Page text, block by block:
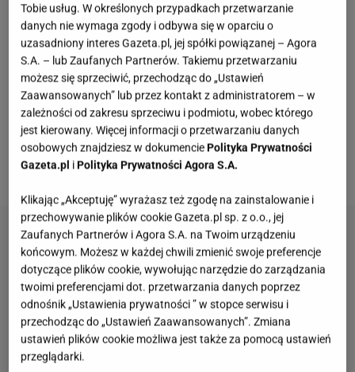
Nie tylko meble i podłogi drewniane, ale też inne
wyroby z dębu cenione są za ich długowieczność i
wytrzymałość. Czasami zdarza się, że ktoś posiada
dębową szafę otrzymaną w spadku po babci -
niekiedy w całkiem dobrym stanie. Jest to jeden z
dowodów na to, że drewniane przedmioty wykonane
z tego drzewa, o ile nie są przechowywane w
niewłaściwy sposób, bywają bardzo długowieczne.
Tobie usług. W określonych przypadkach przetwarzanie
danych nie wymaga zgody i odbywa się w oparciu o
uzasadniony interes Gazeta.pl, jej spółki powiązanej – Agora
S.A. – lub Zaufanych Partnerów. Takiemu przetwarzaniu
możesz się sprzeciwić, przechodząc do „Ustawień
Zaawansowanych” lub przez kontakt z administratorem – w
zależności od zakresu sprzeciwu i podmiotu, wobec którego
jest kierowany. Więcej informacji o przetwarzaniu danych
osobowych znajdziesz w dokumenciePolityka Prywatności
Gazeta.pl iPolityka Prywatności Agora S.A.
Klikając „Akceptuję” wyrażasz też zgodę na zainstalowanie i
przechowywanie plików cookie Gazeta.pl sp. z o.o., jej
Zaufanych Partnerów i Agora S.A. na Twoim urządzeniu
końcowym. Możesz w każdej chwili zmienić swoje preferencje
dotyczące plików cookie, wywołując narzędzie do zarządzania
twoimi preferencjami dot. przetwarzania danych poprzez
odnośnik „Ustawienia prywatności ” w stopce serwisu i
przechodząc do „Ustawień Zaawansowanych”. Zmiana
ustawień plików cookie możliwa jest także za pomocą ustawień
przeglądarki.